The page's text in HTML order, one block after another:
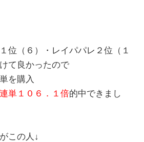
位（６）・レイパパレ２位（１
て良かったので
を購入
単１０６．１倍的中できまし
この人↓